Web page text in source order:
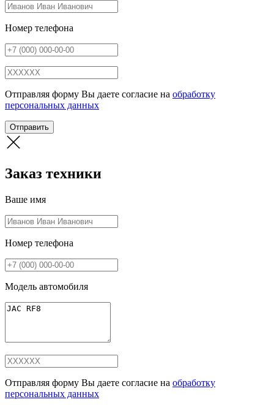
Номер телефона
Отправляя форму Вы даете согласие на обработку
персональных данных
Отправить
Заказ техники
Ваше имя
Номер телефона
Модель автомобиля
Отправляя форму Вы даете согласие на обработку
персональных данных